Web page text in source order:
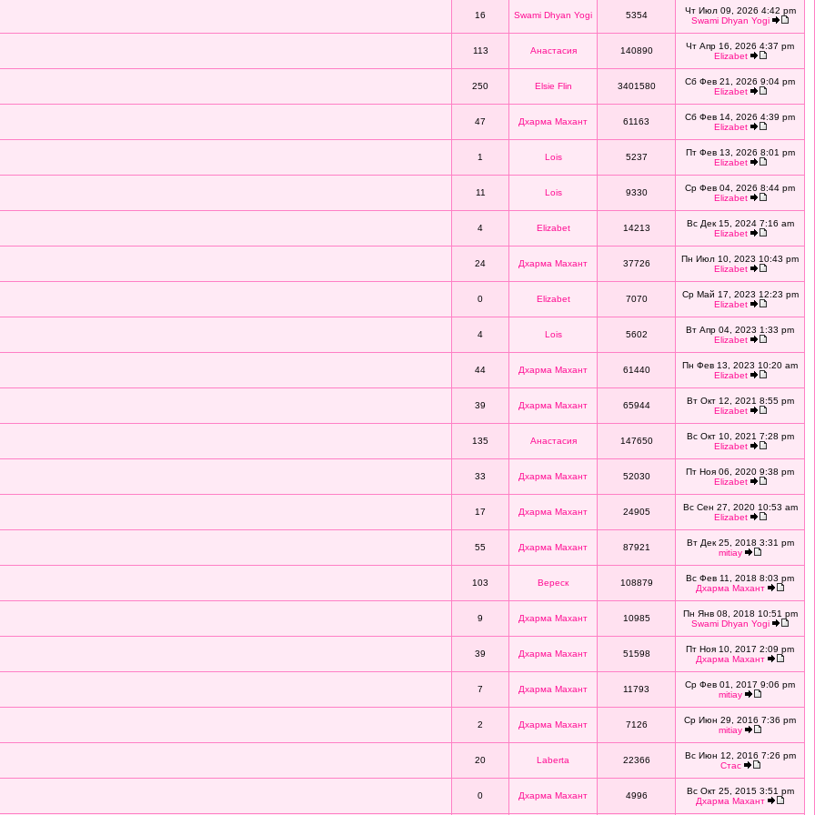
16 Swami Dhyan Yogi 5354
Чт Июл 09, 2026 4:42 pm
Swami Dhyan Yogi
113 Анастасия 140890
Чт Апр 16, 2026 4:37 pm
Elizabet
250 Elsie Flin 3401580
Сб Фев 21, 2026 9:04 pm
Elizabet
47 Дхарма Махант 61163
Сб Фев 14, 2026 4:39 pm
Elizabet
1 Lois 5237
Пт Фев 13, 2026 8:01 pm
Elizabet
11 Lois 9330
Ср Фев 04, 2026 8:44 pm
Elizabet
4 Elizabet 14213
Вс Дек 15, 2024 7:16 am
Elizabet
24 Дхарма Махант 37726
Пн Июл 10, 2023 10:43 pm
Elizabet
0 Elizabet 7070
Ср Май 17, 2023 12:23 pm
Elizabet
4 Lois 5602
Вт Апр 04, 2023 1:33 pm
Elizabet
44 Дхарма Махант 61440
Пн Фев 13, 2023 10:20 am
Elizabet
39 Дхарма Махант 65944
Вт Окт 12, 2021 8:55 pm
Elizabet
135 Анастасия 147650
Вс Окт 10, 2021 7:28 pm
Elizabet
33 Дхарма Махант 52030
Пт Ноя 06, 2020 9:38 pm
Elizabet
17 Дхарма Махант 24905
Вс Сен 27, 2020 10:53 am
Elizabet
55 Дхарма Махант 87921
Вт Дек 25, 2018 3:31 pm
mitiay
103 Вереск 108879
Вс Фев 11, 2018 8:03 pm
Дхарма Махант
9 Дхарма Махант 10985
Пн Янв 08, 2018 10:51 pm
Swami Dhyan Yogi
39 Дхарма Махант 51598
Пт Ноя 10, 2017 2:09 pm
Дхарма Махант
7 Дхарма Махант 11793
Ср Фев 01, 2017 9:06 pm
mitiay
2 Дхарма Махант 7126
Ср Июн 29, 2016 7:36 pm
mitiay
20 Laberta 22366
Вс Июн 12, 2016 7:26 pm
Стас
0 Дхарма Махант 4996
Вс Окт 25, 2015 3:51 pm
Дхарма Махант